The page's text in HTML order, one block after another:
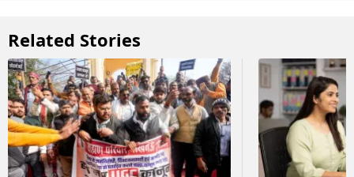
Related Stories